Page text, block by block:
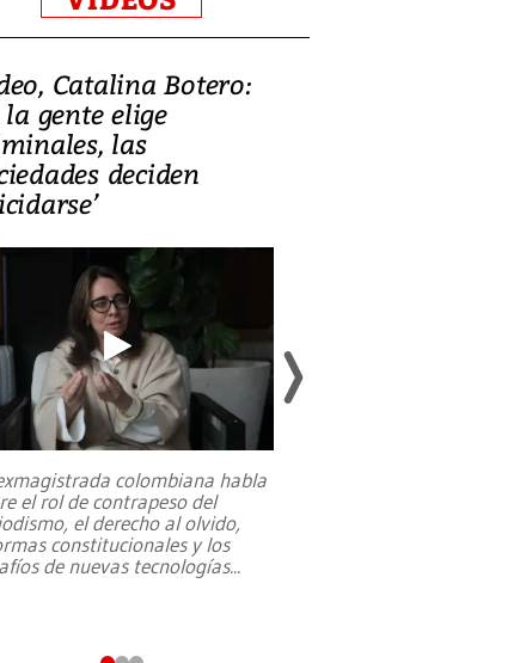
Catalina Botero:
la gente elige
las
deciden
colombiana habla
el rol de contrapeso del
el derecho al olvido,
constitucionales y los
de nuevas tecnologías...